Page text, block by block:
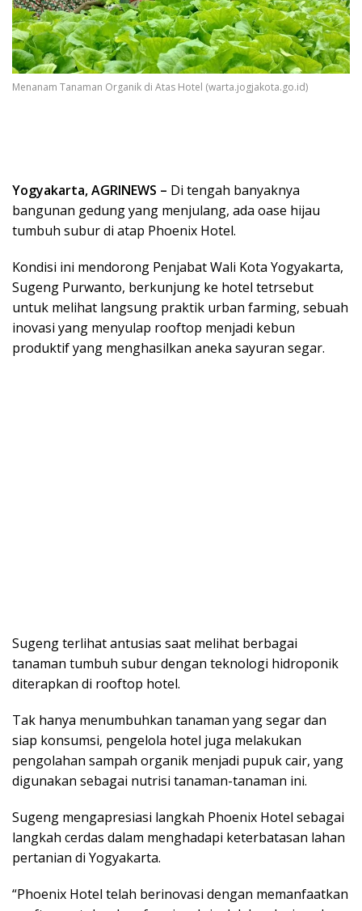
Menanam Tanaman Organik di Atas Hotel (warta.jogjakota.go.id)
Yogyakarta, AGRINEWS – Di tengah banyaknya
bangunan gedung yang menjulang, ada oase hijau
tumbuh subur di atap Phoenix Hotel.
Kondisi ini mendorong Penjabat Wali Kota Yogyakarta,
Sugeng Purwanto, berkunjung ke hotel tetrsebut
untuk melihat langsung praktik urban farming, sebuah
inovasi yang menyulap rooftop menjadi kebun
produktif yang menghasilkan aneka sayuran segar.
Sugeng terlihat antusias saat melihat berbagai
tanaman tumbuh subur dengan teknologi hidroponik
diterapkan di rooftop hotel.
Tak hanya menumbuhkan tanaman yang segar dan
siap konsumsi, pengelola hotel juga melakukan
pengolahan sampah organik menjadi pupuk cair, yang
digunakan sebagai nutrisi tanaman-tanaman ini.
Sugeng mengapresiasi langkah Phoenix Hotel sebagai
langkah cerdas dalam menghadapi keterbatasan lahan
pertanian di Yogyakarta.
“Phoenix Hotel telah berinovasi dengan memanfaatkan